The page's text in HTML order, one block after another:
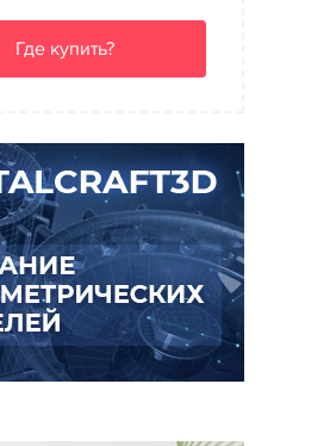
Где купить?